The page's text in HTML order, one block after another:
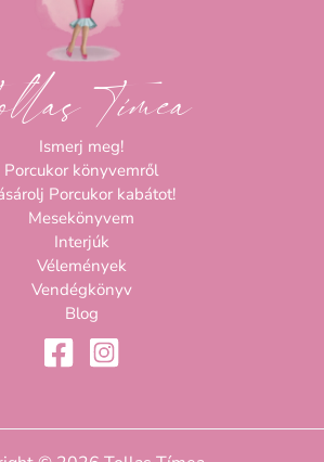
Tímea
Ismerj meg!
Porcukor könyvemről
Porcukor kabátot!
Mesekönyvem
Interjúk
Vélemények
Vendégkönyv
Blog